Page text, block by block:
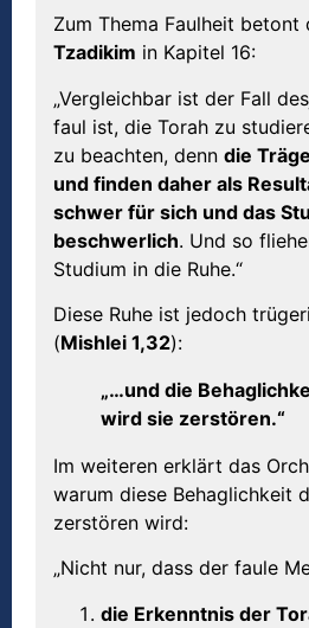
Zum Thema Faulheit betont
Tzadikim in Kapitel 16:
„Vergleichbar ist der Fall
faul ist, die Torah zu
zu beachten, denn die
und finden daher als
schwer für sich und das
beschwerlich. Und so
Studium in die Ruhe.“
Diese Ruhe ist jedoch
(Mishlei 1,32):
„…und die
wird sie zerstören.“
Im weiteren erklärt das
warum diese Behaglichkeit
zerstören wird:
„Nicht nur, dass der faule
die Erkenntnis der